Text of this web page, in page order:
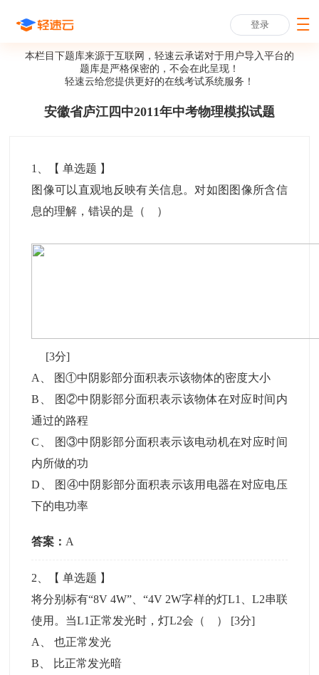
登录
本栏目下题库来源于互联网，轻速云承诺对于用户导入平台的
题库是严格保密的，不会在此呈现！
轻速云给您提供更好的在线考试系统服务！
安徽省庐江四中2011年中考物理模拟试题
1 、【单选题 】
图像可以直观地反映有关信息。对如图图像所含信
息的理解，错误的是（ ）
[3分]
A
图①中阴影部分面积表示该物体的密度大小
B
图②中阴影部分面积表示该物体在对应时间内
通过的路程
C
图③中阴影部分面积表示该电动机在对应时间
内所做的功
D
图④中阴影部分面积表示该用电器在对应电压
下的电功率
答案： A
2 、【单选题 】
将分别标有“8V 4W”、“4V 2W字样的灯L1、L2串联
使用。当L1正常发光时，灯L2会（ ） [3分]
A
、也正常发光
B
比正常发光暗